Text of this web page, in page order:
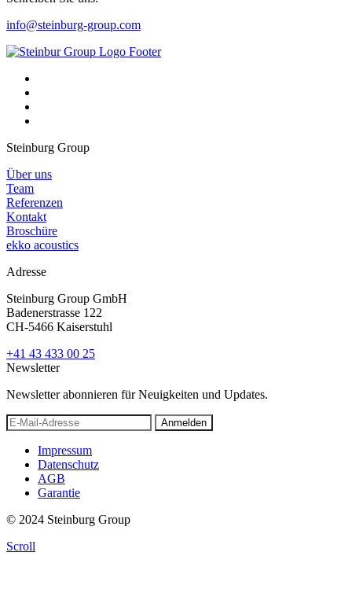
info@steinburg-group.com
Steinburg Group
Über uns
Team
Referenzen
Kontakt
Broschüre
ekko acoustics
Adresse
Steinburg Group GmbH
Badenerstrasse 122
CH-5466 Kaiserstuhl
+41 43 433 00 25
Newsletter
Newsletter abonnieren für Neuigkeiten und Updates.
Anmelden
Impressum
Datenschutz
AGB
Garantie
© 2024 Steinburg Group
Scroll